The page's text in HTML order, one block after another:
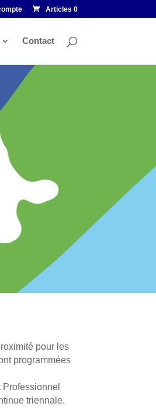
Articles 0
Contact
pour les
programmées
triennale.